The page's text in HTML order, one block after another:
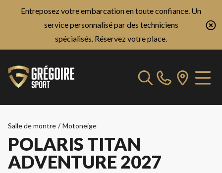
Entreposez votre embarcation en toute confiance. Un
service personnalisé par des techniciens
spécialisés. Réservez votre place.
Salle de montre / Motoneige
POLARIS TITAN
ADVENTURE 2027